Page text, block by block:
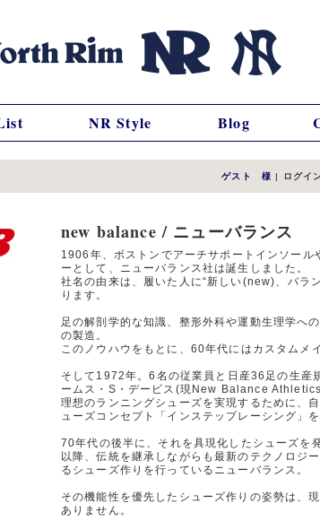
NR Style Blog
ゲスト 様 | ログイ
new balance / ニューバランス
1906年、ボストンでアーチサポートインソール
ーとして、ニューバランス社は誕生しました。
社名の由来は、履いた人に“新しい(new)、バラ
ります。
足の解剖学的な知識、整形外科や運動生理学へ
の製造。
このノウハウをもとに、60年代にはカスタムメ
そして1972年。6名の従業員と日産36足の生産
ームス・S・デービス(現New Balance
理想のランニングシューズを実現するために、
ューズコンセプト「インステップレーシング」を
70年代の後半に、それを具現化したシューズを
以降、伝統を継承しながらも最新のテクノロジ
るシューズ作りを行っているニューバランス。
その機能性を優先したシューズ作りの姿勢は、
ありません。